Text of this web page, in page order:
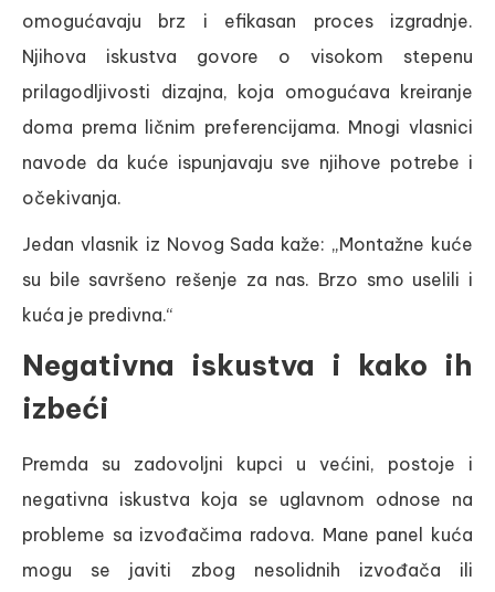
omogućavaju brz i efikasan proces izgradnje.
Njihova iskustva govore o visokom stepenu
prilagodljivosti dizajna, koja omogućava kreiranje
doma prema ličnim preferencijama. Mnogi vlasnici
navode da kuće ispunjavaju sve njihove potrebe i
očekivanja.
Jedan vlasnik iz Novog Sada kaže: „Montažne kuće
su bile savršeno rešenje za nas. Brzo smo uselili i
kuća je predivna.“
Negativna iskustva i kako ih
izbeći
Premda su zadovoljni kupci u većini, postoje i
negativna iskustva koja se uglavnom odnose na
probleme sa izvođačima radova. Mane panel kuća
mogu se javiti zbog nesolidnih izvođača ili